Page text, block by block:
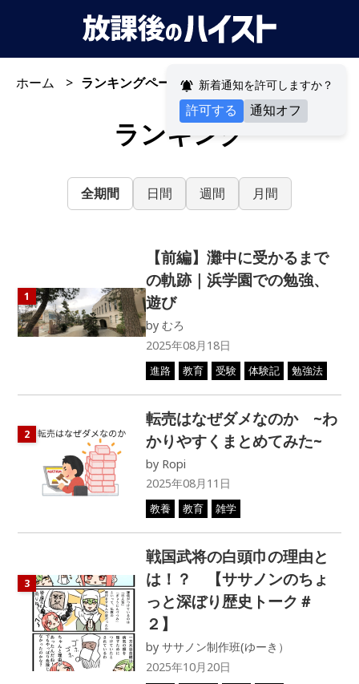
新着通知を許可しますか？
許可する 通知オフ
ホーム ランキングページ
ランキング
全期間 日間 週間 月間
1
【前編】灘中に受かるまで
の軌跡｜浜学園での勉強、
遊び
byむろ
2025年08月18日
進路 教育 受験 体験記 勉強法
2
転売はなぜダメなのか ~わ
かりやすくまとめてみた~
by Ropi
2025年08月11日
教養 教育 雑学
3
戦国武将の白頭巾の理由と
は！？ 【ササノンのちょ
っと深ぼり歴史トーク＃
２】
byササノン制作班(ゆーき）
2025年10月20日